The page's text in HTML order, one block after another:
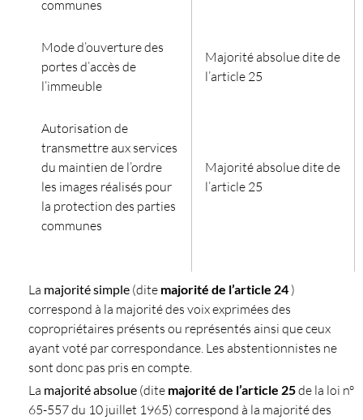
communes
Mode d’ouverture des
portes d’accès de
l’immeuble
Majorité absolue dite de
l’article 25
Autorisation de
transmettre aux services
du maintien de l’ordre
les images réalisés pour
la protection des parties
communes
Majorité absolue dite de
l’article 25
La majorité simple (dite majorité de l’article 24 )
correspond à la majorité des voix exprimées des
copropriétaires présents ou représentés ainsi que ceux
ayant voté par correspondance. Les abstentionnistes ne
sont donc pas pris en compte.
La majorité absolue (dite majorité de l’article 25de la loi n°
65-557 du 10 juillet 1965) correspond à la majorité des